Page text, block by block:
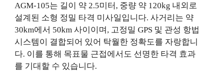
AGM-105는 길이 약 2.5미터, 중량 약 120kg 내외로
설계된 소형 정밀 타격 미사일입니다. 사거리는 약
30km에서 50km 사이이며, 고정밀 GPS 및 관성 항법
시스템이 결합되어 있어 탁월한 정확도를 자랑합니
다. 이를 통해 목표물 근접에서도 선명한 타격 효과
를 기대할 수 있습니다.